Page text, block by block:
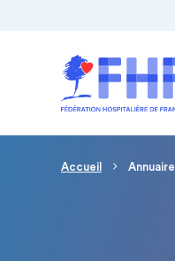
Fil d'Ariane
Accueil Annuaire